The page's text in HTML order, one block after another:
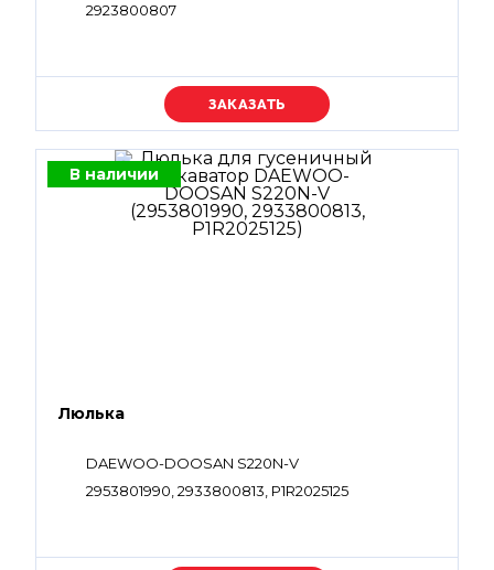
2923800807
Уточняйте цену
В наличии
Люлька
DAEWOO-DOOSAN S220N-V
2953801990, 2933800813, P1R2025125